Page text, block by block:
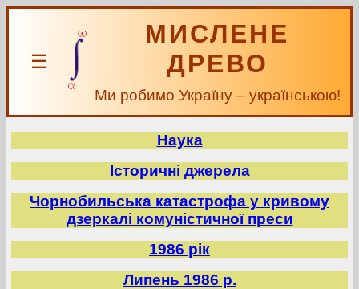
☰
МИСЛЕНЕ
ДРЕВО
Ми робимо Україну – українською!
Наука
Історичні джерела
Чорнобильська катастрофа у кривому
дзеркалі комуністичної преси
1986 рік
Липень 1986 р.